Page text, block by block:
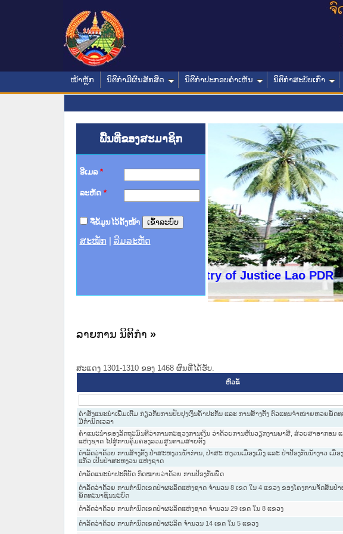
ໜ້າຫຼັກ ນິຕິກໍາມີຜົນສັກສິດ ນິຕິກໍາປະກອບຄໍາເຫັນ ນິຕິກໍາສະບັບເກົ່າ
ພື້ນທີ່ຂອງສະມາຊິກ
ອີເມລ *
ລະຫັດ *
ຈື່ຂໍ້ມູນໄວ້ຄັ້ງໜ້າ
ສະໝັກ ລືມລະຫັດ
Ministry of Justice Lao PDR
ານສະພາປະຊາຊົນ ພາກເໜືອ
ທາງລັດຖະການ
ສຳລັບ ພາກກາງ
ສຳລັບ ພາກໃຕ້
ວິທະຍາຄານຕຳຫຼວດປະຊາຊົນ
ວິທະຍາຄານສັນຕິບານປະຊາຊົນ
າຍເຫດທາງລັດຖະການໃຫ້ຜູ້ປະສານງານ
ຂັ້ນແຂວງພາກເໜືອ
ານສະພາປະຊາຊົນ ພາກກາງ
ລາຍການ ນິຕິກໍາ »
ສະແດງ 1301-1310 ຂອງ 1468 ຜົນທີ່ໄດ້ຮັບ.
ຫົວຂໍ້
ຄຳສັ່ງແນະນຳເພີ່ມເຕີມ ກ່ຽວກັບການປັບປຸງເງິນຄ້ຳປະກັນ ແລະ ການສ້າງຕັ້ງ ຕົວແທນຈຳໜ່າຍຫວຍພັດທ
ມີກຳນົດເວລາ
ຄຳແນະນຳຂອງລັດຖະມົນຕີວ່າການກະຊວງການເງິນ ວ່າດ້ວຍການຫັນວຽກງານພາສີ, ສ່ວຍສາອາກອນ ແ
ແຫ່ງຊາດ ໄປສູ່ການຄຸ້ມຄອງລວມສູນຕາມສາຍຕັ້ງ
ດຳລັດວ່າດ້ວຍ ການສ້າງຕັ້ງ ປ່າສະຫງວນນ້ຳກ່ານ, ປ່າສະ ຫງວນເມືອງເມີງ ແລະ ປ່າປ້ອງກັນນ້ຳງາວ ເມືອ
ແກ້ວ ເປັນປ່າສະຫງວນ ແຫ່ງຊາດ
ດຳລັດແນະນຳປະຕິບັດ ກົດໝາຍວ່າດ້ວຍ ການປ້ອງກັນພືດ
ດຳລັດວ່າດ້ວຍ ການກຳນົດເຂດປ່າຜະລິດແຫ່ງຊາດ ຈຳນວນ 8 ເຂດ ໃນ 4 ແຂວງ ຂອງໂຄງການຈັດສັນປ່
ພັດທະນາຊົນນະບົດ
ດຳລັດວ່າດ້ວຍ ການກຳນົດເຂດປ່າຜະລິດແຫ່ງຊາດ ຈຳນວນ 29 ເຂດ ໃນ 8 ແຂວງ
ດຳລັດວ່າດ້ວຍ ການກຳນົດເຂດປ່າຜະລິດ ຈຳນວນ 14 ເຂດ ໃນ 5 ແຂວງ